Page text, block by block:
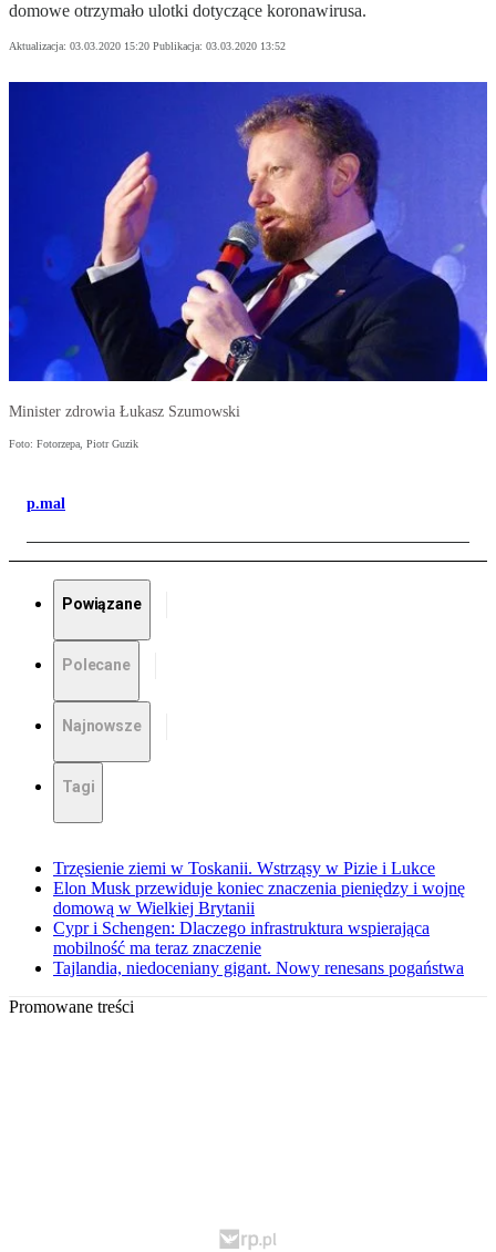
domowe otrzymało ulotki dotyczące koronawirusa.
Aktualizacja: 03.03.2020 15:20 Publikacja: 03.03.2020 13:52
Minister zdrowia Łukasz Szumowski
Foto: Fotorzepa, Piotr Guzik
p.mal
Powiązane
Polecane
Najnowsze
Tagi
Trzęsienie ziemi w Toskanii. Wstrząsy w Pizie i Lukce
Elon Musk przewiduje koniec znaczenia pieniędzy i wojnę
domową w Wielkiej Brytanii
Cypr i Schengen: Dlaczego infrastruktura wspierająca
mobilność ma teraz znaczenie
Tajlandia, niedoceniany gigant. Nowy renesans pogaństwa
Promowane treści